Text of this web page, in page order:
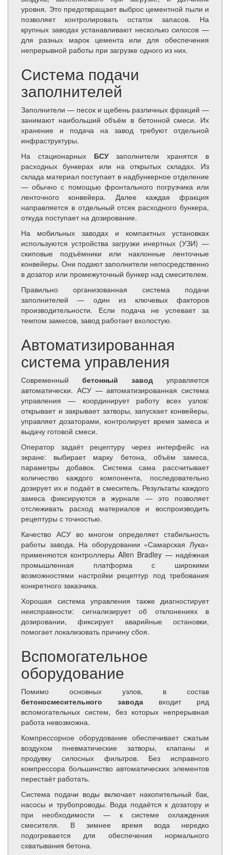
уровня. Это предотвращает выброс цементной пыли и
позволяет контролировать остаток запасов. На
крупных заводах устанавливают несколько силосов —
для разных марок цемента или для обеспечения
непрерывной работы при загрузке одного из них.
Система подачи
заполнителей
Заполнители — песок и щебень различных фракций —
занимают наибольший объём в бетонной смеси. Их
хранение и подача на завод требуют отдельной
инфраструктуры.
На стационарных БСУзаполнители хранятся в
расходных бункерах или на открытых складах. Из
склада материал поступает в надбункерное отделение
— обычно с помощью фронтального погрузчика или
ленточного конвейера. Далее каждая фракция
направляется в отдельный отсек расходного бункера,
откуда поступает на дозирование.
На мобильных заводах и компактных установках
используются устройства загрузки инертных (УЗИ) —
скиповые подъёмники или наклонные ленточные
конвейеры. Они подают заполнители непосредственно
в дозатор или промежуточный бункер над смесителем.
Правильно организованная система подачи
заполнителей — один из ключевых факторов
производительности. Если подача не успевает за
темпом замесов, завод работает вхолостую.
Автоматизированная
система управления
Современный бетонный завод управляется
автоматически. АСУ — автоматизированная система
управления — координирует работу всех узлов:
открывает и закрывает затворы, запускает конвейеры,
управляет дозаторами, контролирует время замеса и
выдачу готовой смеси.
Оператор задаёт рецептуру через интерфейс на
экране: выбирает марку бетона, объём замеса,
параметры добавок. Система сама рассчитывает
количество каждого компонента, последовательно
дозирует их и подаёт в смеситель. Результаты каждого
замеса фиксируются в журнале — это позволяет
отслеживать расход материалов и воспроизводить
рецептуры с точностью.
Качество АСУ во многом определяет стабильность
работы завода. На оборудовании «Самарская Лука»
применяются контроллеры Allen Bradley — надёжная
промышленная платформа с широкими
возможностями настройки рецептур под требования
конкретного заказчика.
Хорошая система управления также диагностирует
неисправности: сигнализирует об отклонениях в
дозировании, фиксирует аварийные остановки,
помогает локализовать причину сбоя.
Вспомогательное
оборудование
Помимо основных узлов, в состав
бетоносмесительного завода входит ряд
вспомогательных систем, без которых непрерывная
работа невозможна.
Компрессорное оборудование обеспечивает сжатым
воздухом пневматические затворы, клапаны и
продувку силосных фильтров. Без исправного
компрессора большинство автоматических элементов
перестаёт работать.
Система подачи воды включает накопительный бак,
насосы и трубопроводы. Вода подаётся к дозатору и
при необходимости — к системе охлаждения
смесителя. В зимнее время вода нередко
подогревается для обеспечения нормального
схватывания бетона.